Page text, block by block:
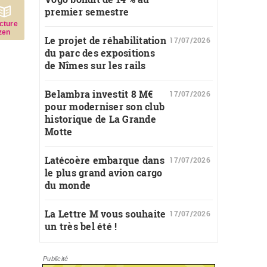
premier semestre
Le projet de réhabilitation
du parc des expositions
de Nîmes sur les rails
17/07/2026
Belambra investit 8 M€
pour moderniser son club
historique de La Grande
Motte
17/07/2026
Latécoère embarque dans
le plus grand avion cargo
du monde
17/07/2026
La Lettre M vous souhaite
un très bel été !
17/07/2026
Publicité